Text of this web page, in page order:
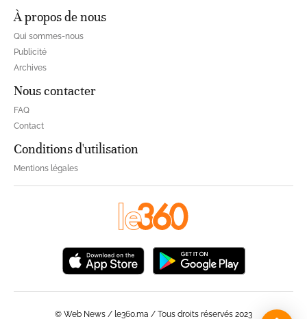
À propos de nous
Qui sommes-nous
Publicité
Archives
Nous contacter
FAQ
Contact
Conditions d'utilisation
Mentions légales
© Web News / le360.ma / Tous droits réservés 2023